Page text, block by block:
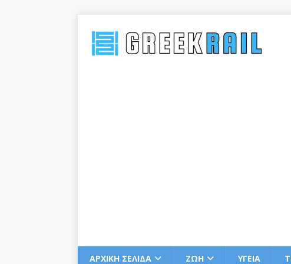
ΑΡΧΙΚΗ ΣΕΛΙΔΑ ΖΩΗ ΥΓΕΙΑ